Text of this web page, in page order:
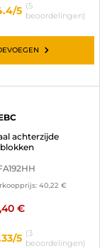
5 (5
beoordelingen)
achterzijde
40,22 €
€
5 (3
beoordelingen)